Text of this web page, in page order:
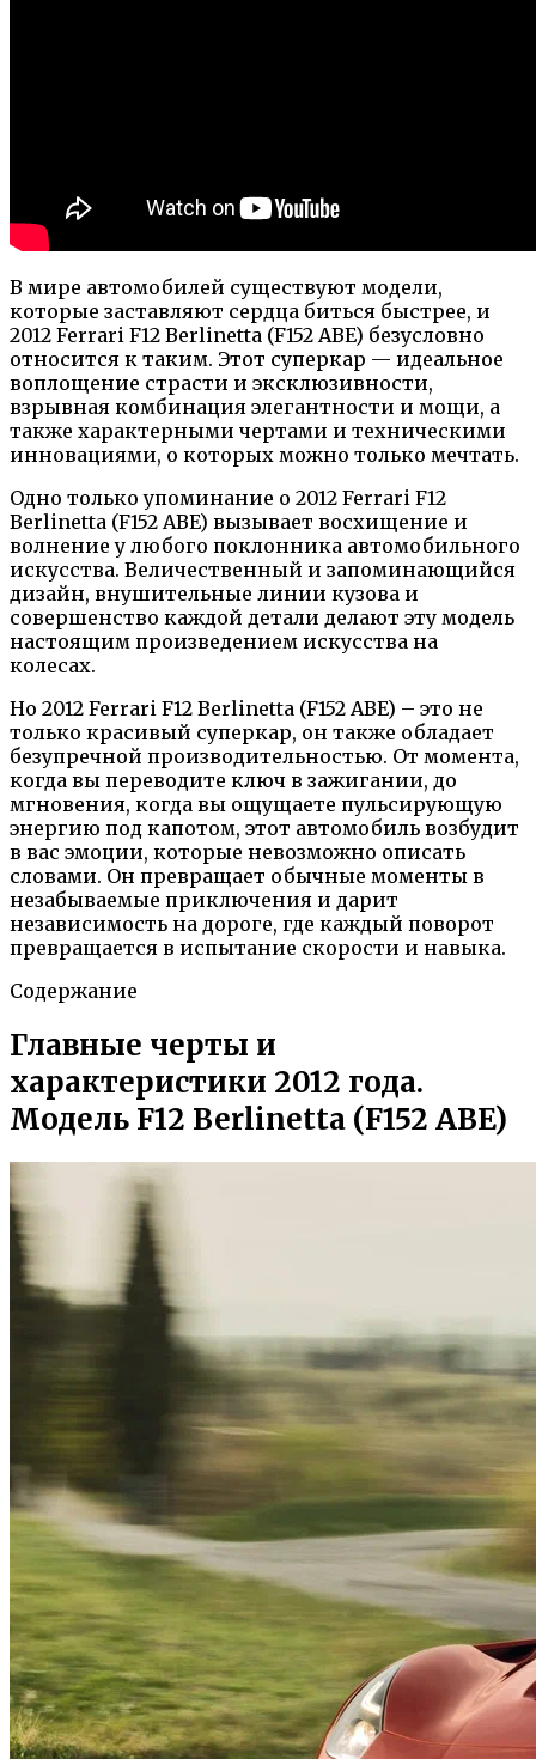
В мире автомобилей существуют модели,
которые заставляют сердца биться быстрее, и
2012 Ferrari F12 Berlinetta (F152 ABE) безусловно
относится к таким. Этот суперкар — идеальное
воплощение страсти и эксклюзивности,
взрывная комбинация элегантности и мощи, а
также характерными чертами и техническими
инновациями, о которых можно только мечтать.
Одно только упоминание о 2012 Ferrari F12
Berlinetta (F152 ABE) вызывает восхищение и
волнение у любого поклонника автомобильного
искусства. Величественный и запоминающийся
дизайн, внушительные линии кузова и
совершенство каждой детали делают эту модель
настоящим произведением искусства на
колесах.
Но 2012 Ferrari F12 Berlinetta (F152 ABE) – это не
только красивый суперкар, он также обладает
безупречной производительностью. От момента,
когда вы переводите ключ в зажигании, до
мгновения, когда вы ощущаете пульсирующую
энергию под капотом, этот автомобиль возбудит
в вас эмоции, которые невозможно описать
словами. Он превращает обычные моменты в
незабываемые приключения и дарит
независимость на дороге, где каждый поворот
превращается в испытание скорости и навыка.
Содержание
Главные черты и
характеристики 2012 года.
Модель F12 Berlinetta (F152 ABE)